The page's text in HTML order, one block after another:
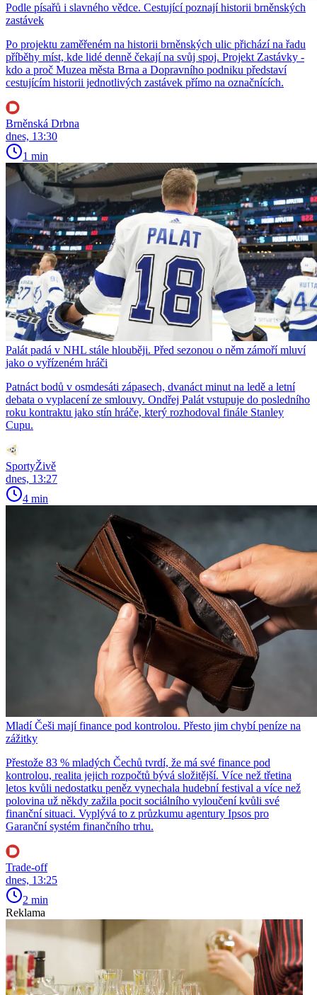
Podle písařů i slavného vědce. Cestující poznají historii brněnských
zastávek
Po projektu zaměřeném na historii brněnských ulic přichází na řadu
příběhy míst, kde lidé denně čekají na svůj spoj. Projekt Zastávky -
kdo a proč Muzea města Brna a Dopravního podniku představí
cestujícím historii jednotlivých zastávek přímo na označnících.
Brněnská Drbna
dnes, 13:30
1 min
Palát padá v NHL stále hlouběji. Před sezonou o něm zámoří mluví
jako o vyřízeném hráči
Patnáct bodů v osmdesáti zápasech, dvanáct minut na ledě a letní
debata o vyplacení ze smlouvy. Ondřej Palát vstupuje do posledního
roku kontraktu jako stín hráče, který rozhodoval finále Stanley
Cupu.
SportyŽivě
dnes, 13:27
4 min
Mladí Češi mají finance pod kontrolou. Přesto jim chybí peníze na
zážitky
Přestože 83 % mladých Čechů tvrdí, že má své finance pod
kontrolou, realita jejich rozpočtů bývá složitější. Více než třetina
letos kvůli nedostatku peněz vynechala hudební festival a více než
polovina už někdy zažila pocit sociálního vyloučení kvůli své
finanční situaci. Vyplývá to z průzkumu agentury Ipsos pro
Garanční systém finančního trhu.
Trade-off
dnes, 13:25
2 min
Reklama